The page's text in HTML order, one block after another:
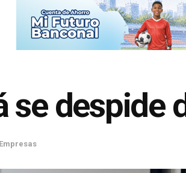
se despide
Empresas